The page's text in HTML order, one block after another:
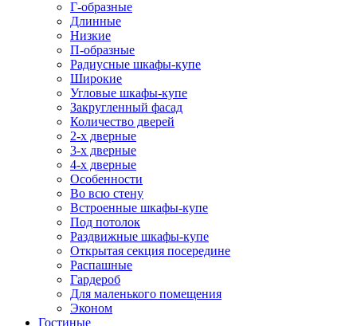
Г-образные
Длинные
Низкие
П-образные
Радиусные шкафы-купе
Широкие
Угловые шкафы-купе
Закругленный фасад
Количество дверей
2-х дверные
3-х дверные
4-х дверные
Особенности
Во всю стену
Встроенные шкафы-купе
Под потолок
Раздвижные шкафы-купе
Открытая секция посередине
Распашные
Гардероб
Для маленького помещения
Эконом
Гостиные